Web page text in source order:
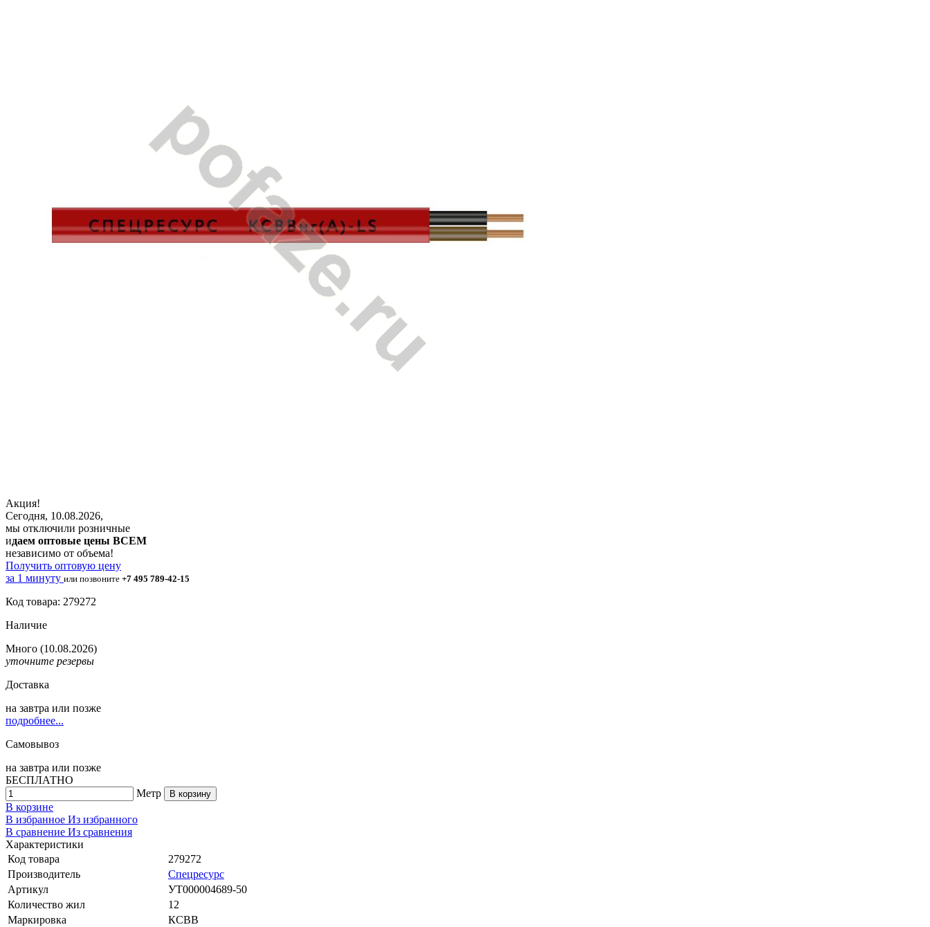
Акция!
Сегодня, 10.08.2026,
мы отключили розничные
идаем оптовые цены ВСЕМ
независимо от объема!
Получить оптовую цену
за 1 минуту или позвоните +7 495 789-42-15
Код товара: 279272
Наличие
Много (10.08.2026)
уточните резервы
Доставка
на завтра или позже
подробнее...
Самовывоз
на завтра или позже
БЕСПЛАТНО
Метр
В корзину
В корзине
В избранное Из избранного
В сравнение Из сравнения
Характеристики
Код товара
279272
Производитель
Спецресурс
Артикул
УТ000004689-50
Количество жил
12
Маркировка
КСВВ